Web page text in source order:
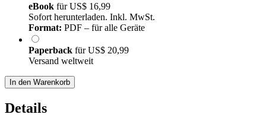
eBook fürUS$ 16,99
Sofort herunterladen. Inkl. MwSt.
Format: PDF – für alle Geräte
Paperback fürUS$ 20,99
Versand weltweit
In den Warenkorb
Details